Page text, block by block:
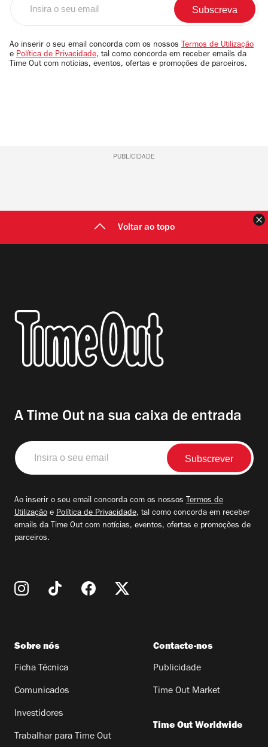
email
Ao inserir o seu email concorda com os nossos Termos de Utilização
e Política de Privacidade, tal como concorda em receber emails da
Time Out com notícias, eventos, ofertas e promoções de parceiros.
PUBLICIDADE
Voltar ao topo
A Time Out na sua caixa de entrada
Insira
o
seu
Ao inserir o seu email concorda com os nossos Termos de
Utilização e Política de Privacidade, tal como concorda em receber
emails da Time Out com notícias, eventos, ofertas e promoções de
parceiros.
Sobre nós
Ficha Técnica
Comunicados
Investidores
Trabalhar para Time Out
Contacte-nos
Publicidade
Time Out Market
Time Out Worldwide